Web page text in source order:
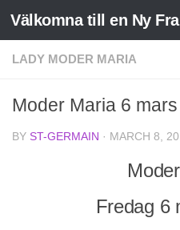
Skip to content
LADY MODER MARIA
Moder Maria 6 mars
BY ST-GERMAIN · MARCH 8,
Fredag 6